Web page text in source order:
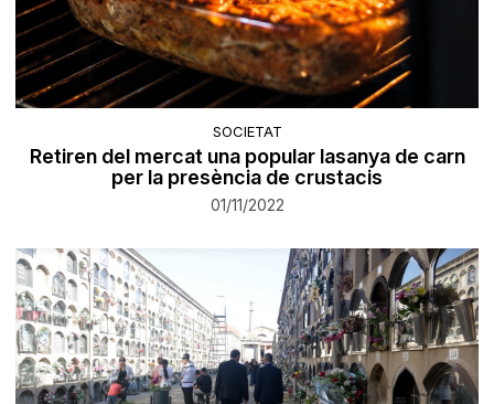
SOCIETAT
Retiren del mercat una popular lasanya de carn
per la presència de crustacis
01/11/2022